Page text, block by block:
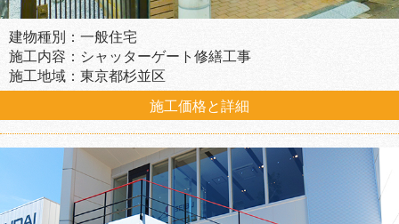
建物種別：一般住宅
施工内容：シャッターゲート修繕工事
施工地域：東京都杉並区
施工価格と詳細